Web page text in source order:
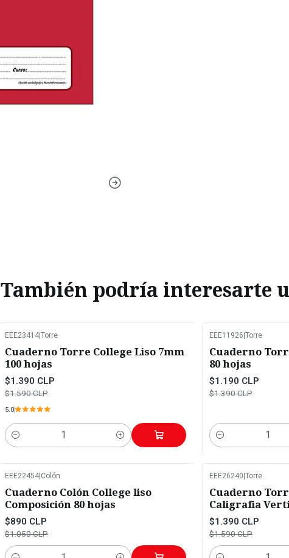
También podría interesarte
EEE23414|Torre
Cuaderno Torre College Liso 7mm
100 hojas
$1.390 CLP
$1.590 CLP
5.0
Cantidad
EEE11926|Torre
Cuaderno
80 hojas
$1.190 CLP
$1.390 CLP
Cantidad
EEE22454|Colón
Cuaderno Colón College liso
Composición 80 hojas
$890 CLP
$1.050 CLP
EEE26240|Torre
Cuaderno
Caligrafia
$1.390 CLP
$1.590 CLP